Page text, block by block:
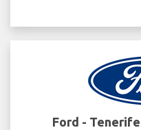
Ford -